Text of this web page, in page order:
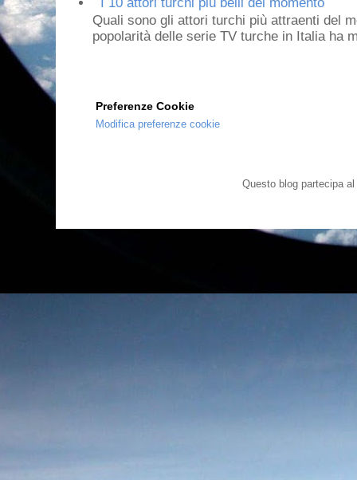
Quali sono gli attori turchi più attraenti del
popolarità delle serie TV turche in Italia ha
Preferenze Cookie
Modifica preferenze cookie
Questo blog partecipa